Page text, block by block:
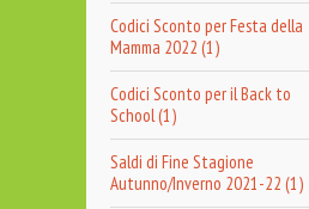
Codici Sconto per Festa della
Mamma 2022 (1)
Codici Sconto per il Back to
School (1)
Saldi di Fine Stagione
Autunno/Inverno 2021-22 (1)